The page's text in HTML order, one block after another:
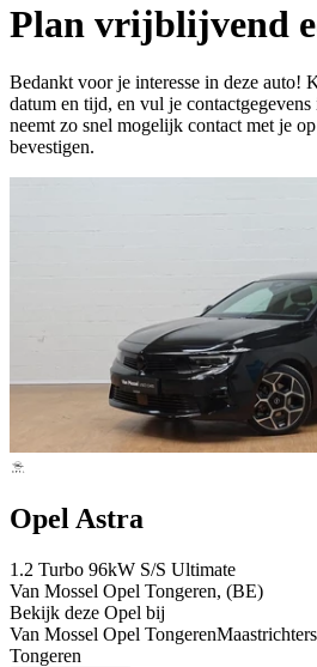
Plan vrijblijvend
Bedankt voor je interesse in deze auto!
datum en tijd, en vul je
neemt zo snel mogelijk contact met je
bevestigen.
Opel Astra
1.2 Turbo 96kW S/S Ultimate
Van Mossel Opel Tongeren, (BE)
Bekijk deze Opel bij
Van Mossel Opel Tongeren
Tongeren